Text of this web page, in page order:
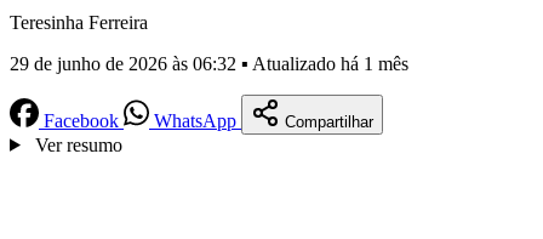
Teresinha Ferreira
29 de junho de 2026 às 06:32 ▪ Atualizado há 1 mês
Facebook WhatsApp Compartilhar
Ver resumo